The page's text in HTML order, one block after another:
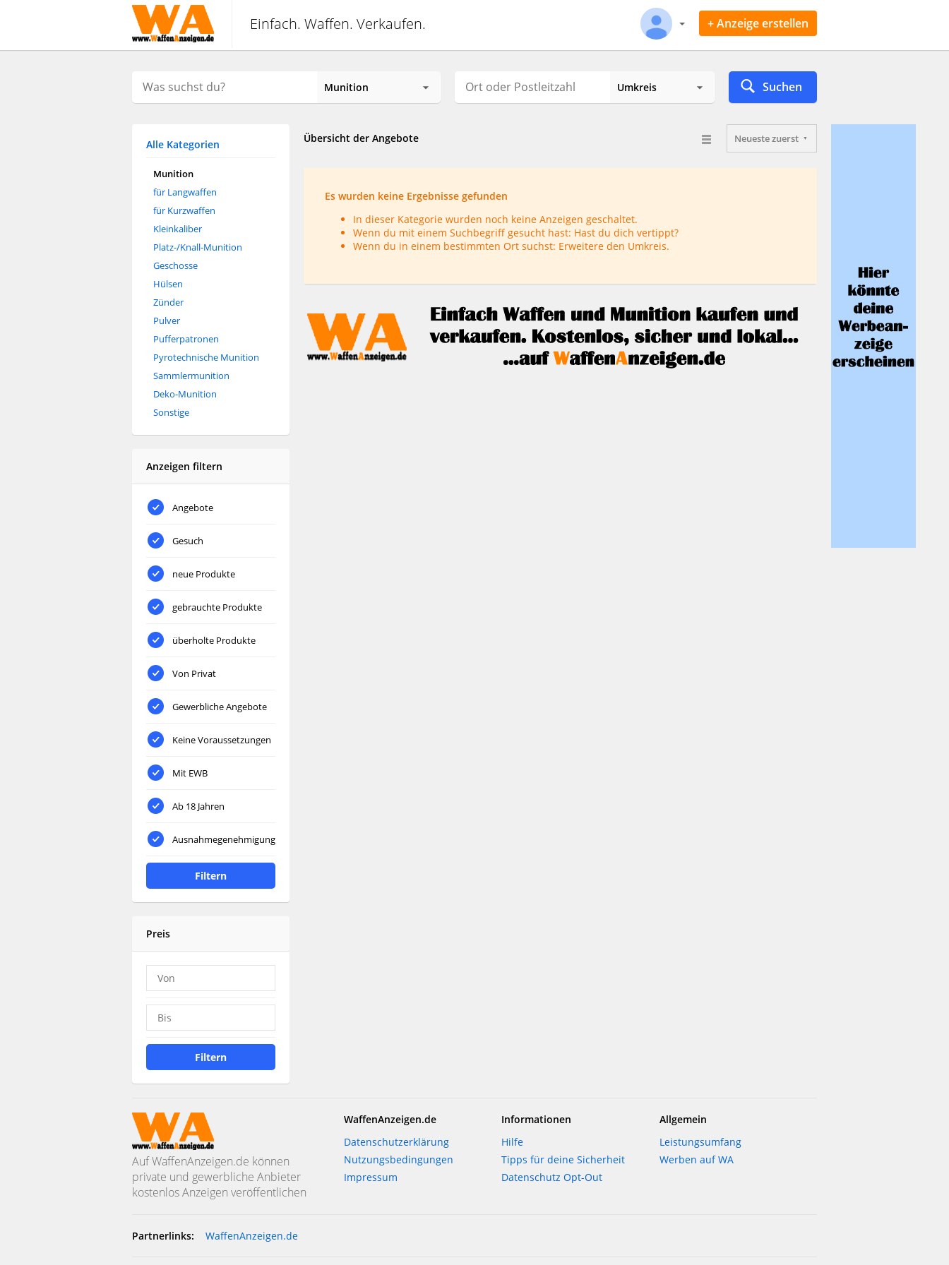
Einfach. Waffen. Verkaufen. + Anzeige erstellen
Suchen
Alle Kategorien
Munition
für Langwaffen
für Kurzwaffen
Kleinkaliber
Platz-/Knall-Munition
Geschosse
Hülsen
Zünder
Pulver
Pufferpatronen
Pyrotechnische Munition
Sammlermunition
Deko-Munition
Sonstige
Anzeigen filtern
Angebote
Gesuch
neue Produkte
gebrauchte Produkte
überholte Produkte
Von Privat
Gewerbliche Angebote
Keine Voraussetzungen
Mit EWB
Ab 18 Jahren
Ausnahmegenehmigung
Filtern
Preis
Filtern
Übersicht der Angebote Neueste zuerst
Es wurden keine Ergebnisse gefunden
In dieser Kategorie wurden noch keine Anzeigen geschaltet.
Wenn du mit einem Suchbegriff gesucht hast: Hast du dich vertippt?
Wenn du in einem bestimmten Ort suchst: Erweitere den Umkreis.
Auf WaffenAnzeigen.de können
private und gewerbliche Anbieter
kostenlos Anzeigen veröffentlichen
WaffenAnzeigen.de
Datenschutzerklärung
Nutzungsbedingungen
Impressum
Informationen
Hilfe
Tipps für deine Sicherheit
Datenschutz Opt-Out
Allgemein
Leistungsumfang
Werben auf WA
Partnerlinks: WaffenAnzeigen.de